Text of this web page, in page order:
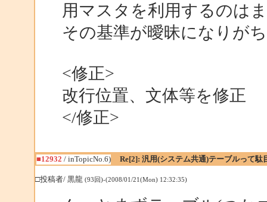
用マスタを利用するのは
その基準が曖昧になりが
<修正>
改行位置、文体等を修正
</修正>
■12932 / inTopicNo.6) Re[2]: 汎用(システム共通)テーブルって駄
□投稿者/ 黒龍 (93回)-(2008/01/21(Mon) 12:32:35)